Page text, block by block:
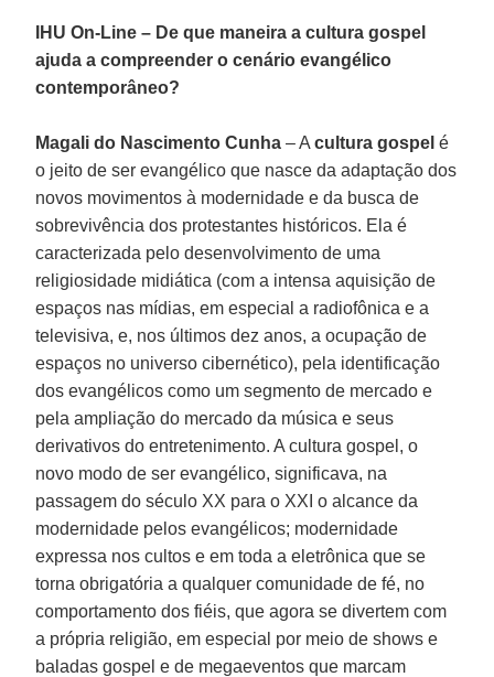
IHU On-Line – De que maneira a cultura gospel
ajuda a compreender o cenário evangélico
contemporâneo?
Magali do Nascimento Cunha – Acultura gospel é
o jeito de ser evangélico que nasce da adaptação dos
novos movimentos à modernidade e da busca de
sobrevivência dos protestantes históricos. Ela é
caracterizada pelo desenvolvimento de uma
religiosidade midiática (com a intensa aquisição de
espaços nas mídias, em especial a radiofônica e a
televisiva, e, nos últimos dez anos, a ocupação de
espaços no universo cibernético), pela identificação
dos evangélicos como um segmento de mercado e
pela ampliação do mercado da música e seus
derivativos do entretenimento. A cultura gospel, o
novo modo de ser evangélico, significava, na
passagem do século XX para o XXI o alcance da
modernidade pelos evangélicos; modernidade
expressa nos cultos e em toda a eletrônica que se
torna obrigatória a qualquer comunidade de fé, no
comportamento dos fiéis, que agora se divertem com
a própria religião, em especial por meio de shows e
baladas gospel e de megaeventos que marcam